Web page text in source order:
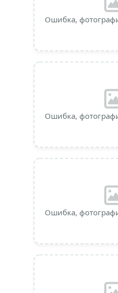
Ошибка,
Ошибка,
Ошибка,